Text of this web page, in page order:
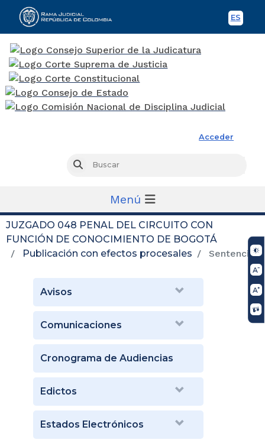
ES
Acceder
Buscar
Menú
JUZGADO 048 PENAL DEL CIRCUITO CON
FUNCIÓN DE CONOCIMIENTO DE BOGOTÁ
Publicación con efectos procesales
Sentencias
Avisos
Comunicaciones
Cronograma de Audiencias
Edictos
Estados Electrónicos